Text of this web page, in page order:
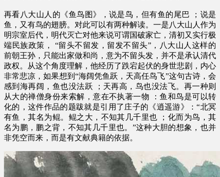
再看八大山人的《鱼鸟图》，说是鸟，但有鱼的尾巴 ；说是
鱼，又有鸟的翅膀。对此可以有两种解读。一是八大山人作为
明宗室后代，明代灭亡对他来说可谓国破家亡，清初又实行极
端民族政策， “留头不留发，留发不留头”，八大山人这样的
前朝王孙，只能出家做和尚，意为不留头发，并不是承认清代
政权。从这个角度理解，他经历了跌宕起伏的身世悲剧，内心
非常悲凉，如果想到“海阔凭鱼跃，天高任鸟飞”这句古诗，会
感到海再阔，鱼也没法跃 ；天再高，鸟也没法飞。再一种则
从大的禅僧身份来索解，意在不执著一物 ：鱼和鸟是可以转
化的，这件作品的题跋就是引用了庄子的《逍遥游》：“北冥
有鱼，其名为鲲。鲲之大，不知其几千里也 ；化而为鸟，其
名为鹏，鹏之背，不知其几千里也。”这种大胆的想象，也并
非凭空而来，而是有文献典籍的依据。